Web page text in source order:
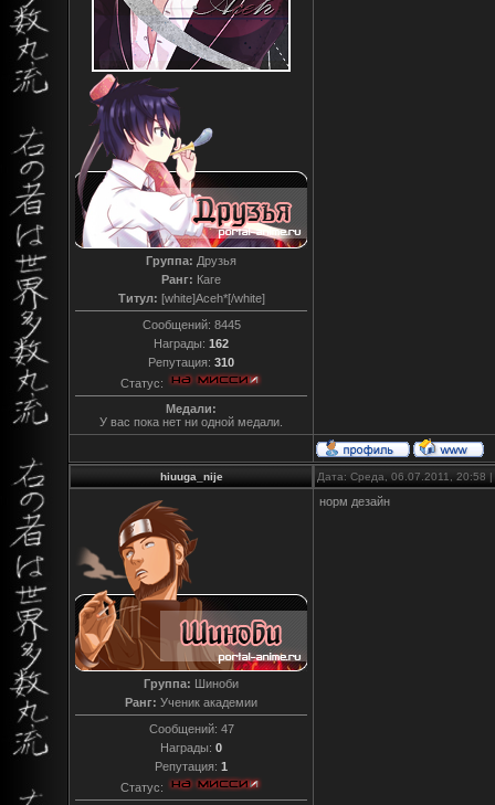
Группа: Друзья
Ранг: Каге
Титул: [white]Aceh*[/white]
Сообщений: 8445
Награды: 162
Репутация: 310
Статус:
Медали:
У вас пока нет ни одной медали.
hiuuga_nije Дата: Среда, 06.07.2011, 20:58
Группа: Шиноби
Ранг: Ученик академии
Сообщений: 47
Награды: 0
Репутация: 1
Статус:
норм дезайн